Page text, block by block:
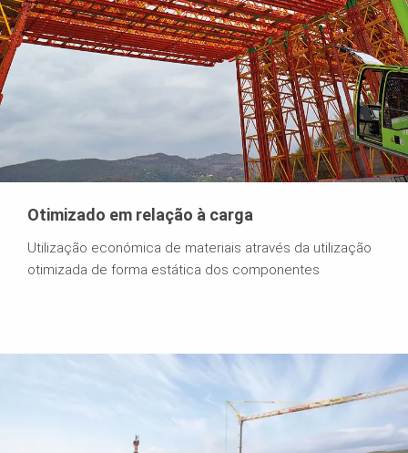
Otimizado em relação à carga
Utilização económica de materiais através da utilização
otimizada de forma estática dos componentes